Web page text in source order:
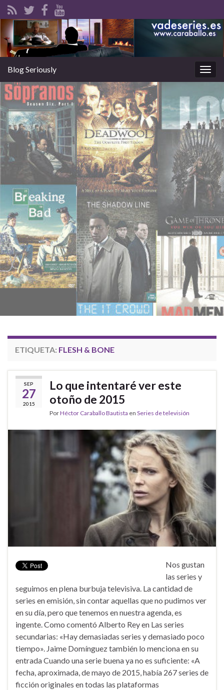
la
Blog Seriously
ETIQUETA: FLESH & BONE
SEP
27
2015
Lo que intentaré ver este
otoño de 2015
PorHéctor Caraballo Bautista en Series de televisión
Nos gustan
las series y
seguimos en plena burbuja televisiva. La cantidad de
series en emisión, sin contar aquellas que no pudimos ver
en su día, pero que tenemos en nuestra agenda, es
ingente. Como comentó Alberto Rey en Las series
secundarias: «Hay demasiadas series y demasiado poco
tiempo». Jaime Domínguez también lo menciona en su
entrada Cuando una serie buena ya no es suficiente: «A
fecha, aproximada, de mayo de 2015, había 267 series de
ficción originales en todas las plataformas